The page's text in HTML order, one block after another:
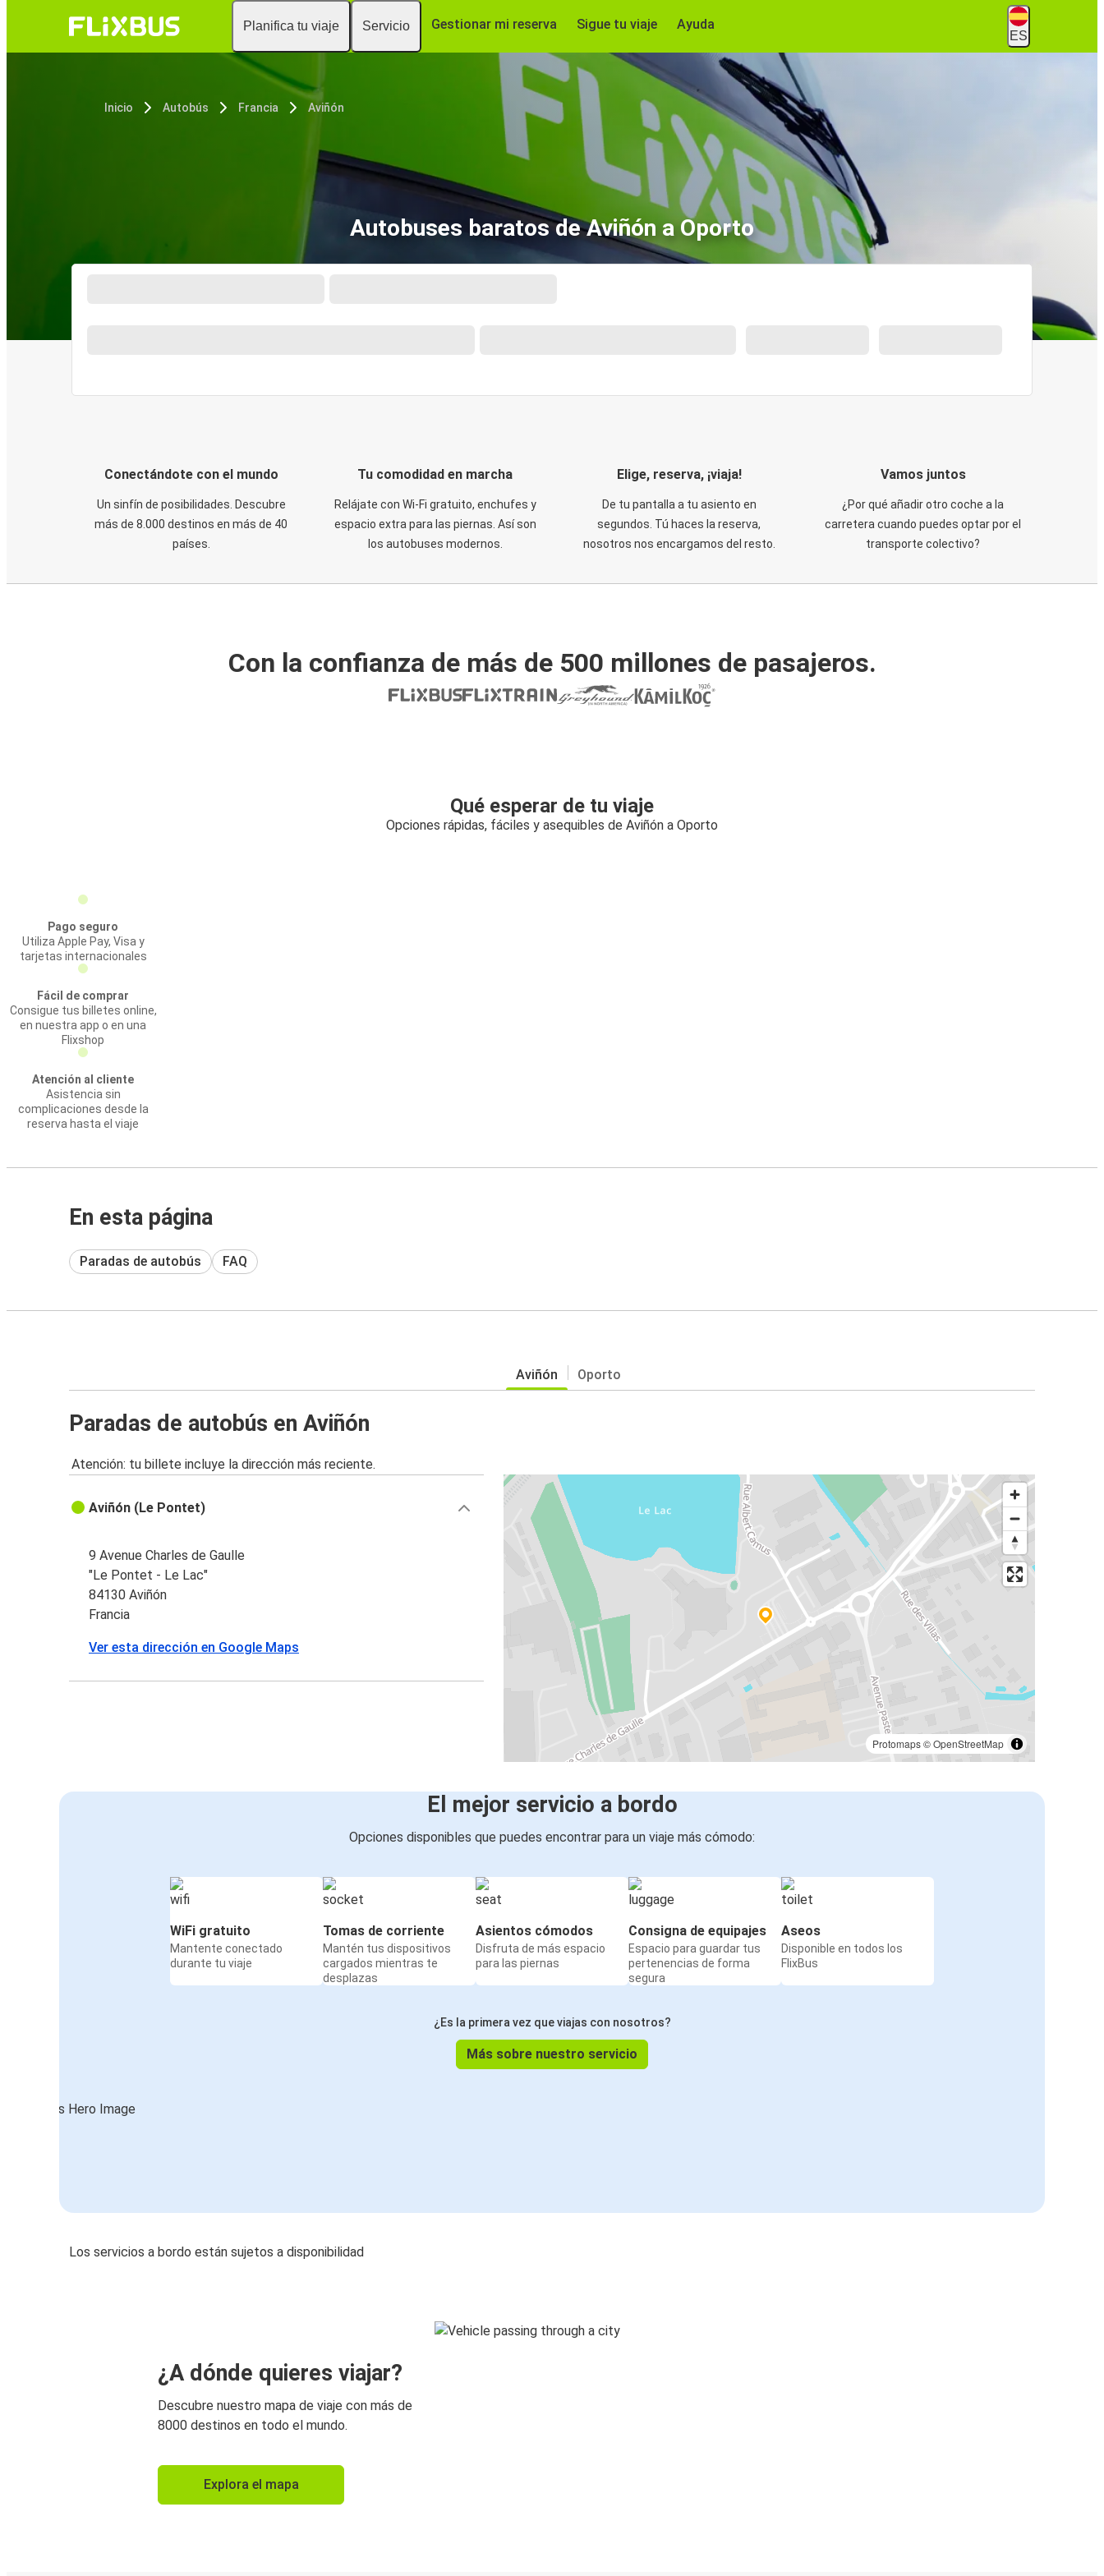
Planifica tu viaje Servicio Gestionar mi reserva Sigue tu viaje Ayuda
ES
Inicio Autobús Francia Aviñón
Autobuses baratos de Aviñón a Oporto
Conectándote con el mundo
Un sinfín de posibilidades. Descubre
más de 8.000 destinos en más de 40
países.
Tu comodidad en marcha
Relájate con Wi-Fi gratuito, enchufes y
espacio extra para las piernas. Así son
los autobuses modernos.
Elige, reserva, ¡viaja!
De tu pantalla a tu asiento en
segundos. Tú haces la reserva,
nosotros nos encargamos del resto.
Vamos juntos
¿Por qué añadir otro coche a la
carretera cuando puedes optar por el
transporte colectivo?
Con la confianza de más de 500 millones de pasajeros.
Qué esperar de tu viaje
Opciones rápidas, fáciles y asequibles de Aviñón a Oporto
Pago seguro
Utiliza Apple Pay, Visa y
tarjetas internacionales
Fácil de comprar
Consigue tus billetes online,
en nuestra app o en una
Flixshop
Atención al cliente
Asistencia sin
complicaciones desde la
reserva hasta el viaje
En esta página
Paradas de autobús FAQ
Aviñón Oporto
Paradas de autobús en Aviñón
Atención: tu billete incluye la dirección más reciente.
Protomaps©OpenStreetMap
Aviñón (Le Pontet)
9 Avenue Charles de Gaulle
"Le Pontet - Le Lac"
84130 Aviñón
Francia
Ver esta dirección en Google Maps
El mejor servicio a bordo
Opciones disponibles que puedes encontrar para un viaje más cómodo:
WiFi gratuito
Mantente conectado
durante tu viaje
Tomas de corriente
Mantén tus dispositivos
cargados mientras te
desplazas
Asientos cómodos
Disfruta de más espacio
para las piernas
Consigna de equipajes
Espacio para guardar tus
pertenencias de forma
segura
Aseos
Disponible en todos los
FlixBus
¿Es la primera vez que viajas con nosotros?
Más sobre nuestro servicio
Los servicios a bordo están sujetos a disponibilidad
¿A dónde quieres viajar?
Descubre nuestro mapa de viaje con más de
8000 destinos en todo el mundo.
Explora el mapa